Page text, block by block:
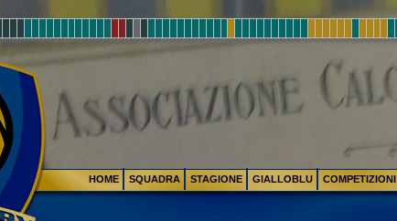
HOME SQUADRA STAGIONE GIALLOBLU COMPETIZIONI